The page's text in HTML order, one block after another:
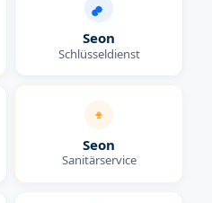
Seon
Schlüsseldienst
Seon
Sanitärservice